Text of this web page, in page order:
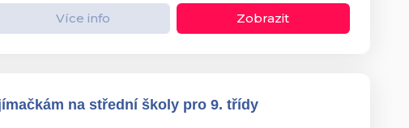
Více info Zobrazit
na střední školy pro 9. třídy